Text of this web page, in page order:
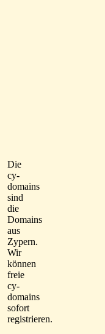
Die
cy-
domains
sind
die
Domains
aus
Zypern.
Wir
können
freie
cy-
domains
sofort
registrieren.